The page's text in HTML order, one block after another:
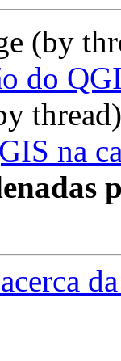
(by
do
na